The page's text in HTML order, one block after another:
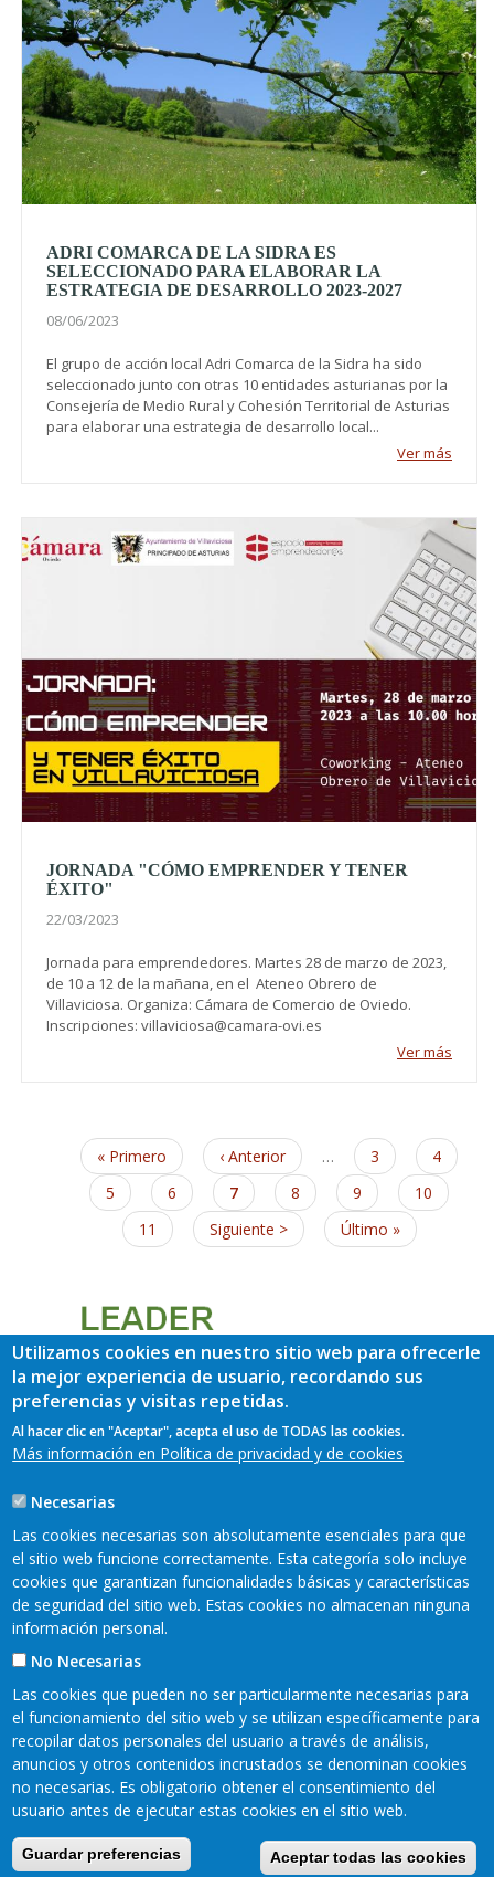
ADRI COMARCA DE LA SIDRA ES
SELECCIONADO PARA ELABORAR LA
ESTRATEGIA DE DESARROLLO 2023-2027
08/06/2023
El grupo de acción local Adri Comarca de la Sidra ha sido
seleccionado junto con otras 10 entidades asturianas por la
Consejería de Medio Rural y Cohesión Territorial de Asturias
para elaborar una estrategia de desarrollo local...
Ver más
JORNADA "CÓMO EMPRENDER Y TENER
ÉXITO"
22/03/2023
Jornada para emprendedores. Martes 28 de marzo de 2023,
de 10 a 12 de la mañana, en el Ateneo Obrero de
Villaviciosa. Organiza: Cámara de Comercio de Oviedo.
Inscripciones: villaviciosa@camara-ovi.es
Ver más
Paginación
Primera
página
« Primero
Página
anterior
‹ Anterior … Page
3 Page
4
Page
5 Page
6
Página
actual
7 Page
8 Page
9 Page
10
Page
11
Siguiente
página
Siguiente >
Última
página
Último »
Pie
de
Mapa web Mapa web
Aviso legal
Política de privacidad
Accesibilidad
Política de cookies
Utilizamos cookies en nuestro sitio web para ofrecerle
la mejor experiencia de usuario, recordando sus
preferencias y visitas repetidas.
Al hacer clic en "Aceptar", acepta el uso de TODAS las cookies.
Más información en Política de privacidad y de cookies
Necesarias
Las cookies necesarias son absolutamente esenciales para que
el sitio web funcione correctamente. Esta categoría solo incluye
cookies que garantizan funcionalidades básicas y características
de seguridad del sitio web. Estas cookies no almacenan ninguna
información personal.
No Necesarias
Las cookies que pueden no ser particularmente necesarias para
el funcionamiento del sitio web y se utilizan específicamente para
recopilar datos personales del usuario a través de análisis,
anuncios y otros contenidos incrustados se denominan cookies
no necesarias. Es obligatorio obtener el consentimiento del
usuario antes de ejecutar estas cookies en el sitio web.
Guardar preferencias Aceptar todas las cookies